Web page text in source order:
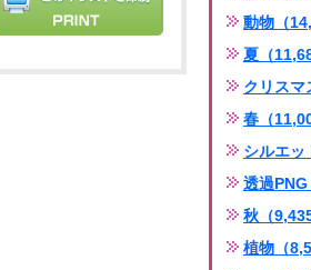
動物（
夏（
クリスマ
春（
シルエッ
透過PNG
秋（9,435
植物（